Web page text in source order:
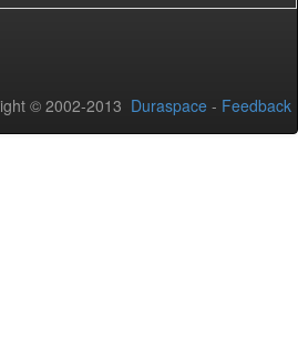
© 2002-2013 Duraspace - Feedback